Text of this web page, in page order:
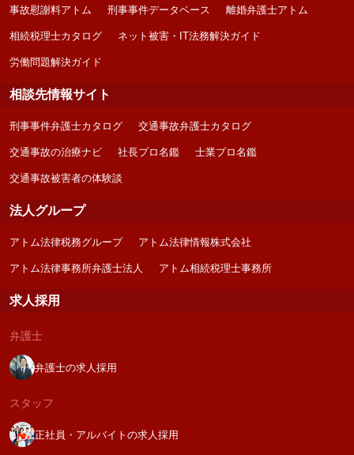
事故慰謝料アトム 刑事事件データベース 離婚弁護士アトム
相続税理士カタログ ネット被害・IT法務解決ガイド
労働問題解決ガイド
相談先情報サイト
刑事事件弁護士カタログ 交通事故弁護士カタログ
交通事故の治療ナビ 社長プロ名鑑 士業プロ名鑑
交通事故被害者の体験談
法人グループ
アトム法律税務グループ アトム法律情報株式会社
アトム法律事務所弁護士法人 アトム相続税理士事務所
求人採用
弁護士
弁護士の求人採用
スタッフ
正社員・アルバイトの求人採用